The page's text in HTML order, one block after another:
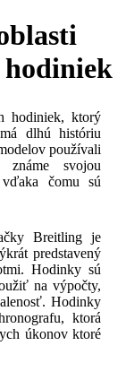
hodiniek
hodiniek, ktorý
dlhú históriu
používali
svojou
čomu sú
Breitling je
predstavený
Hodinky sú
na výpočty,
Hodinky
ktorá
úkonov ktoré